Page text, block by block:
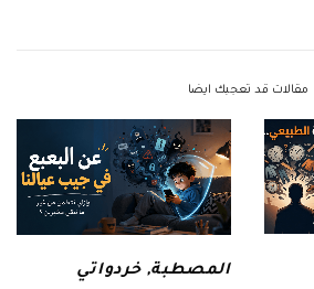
مقالات قد تعجبك ايضا
المصطبة,خردواتي